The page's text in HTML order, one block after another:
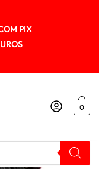
PIX
0
Tiger850 Sport 2020 a 2022 em aluminio CNC